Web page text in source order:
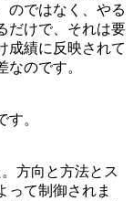
のではなく、やる
だけで、それは要
成績に反映されて
のです。
。
方向と方法とス
って制御されま